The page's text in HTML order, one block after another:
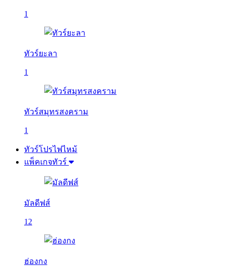
1
ทัวร์ยะลา
1
ทัวร์สมุทรสงคราม
1
ทัวร์โปรไฟไหม้
แพ็คเกจทัวร์
มัลดีฟส์
12
ฮ่องกง